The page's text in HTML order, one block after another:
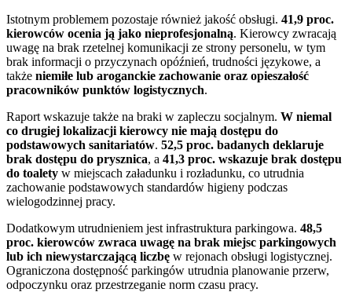
Istotnym problemem pozostaje również jakość obsługi. 41,9 proc.
kierowców ocenia ją jako nieprofesjonalną. Kierowcy zwracają
uwagę na brak rzetelnej komunikacji ze strony personelu, w tym
brak informacji o przyczynach opóźnień, trudności językowe, a
także niemiłe lub aroganckie zachowanie oraz opieszałość
pracowników punktów logistycznych.
Raport wskazuje także na braki w zapleczu socjalnym. W niemal
co drugiej lokalizacji kierowcy nie mają dostępu do
podstawowych sanitariatów. 52,5 proc. badanych deklaruje
brak dostępu do prysznica, a 41,3 proc. wskazuje brak dostępu
do toalety w miejscach załadunku i rozładunku, co utrudnia
zachowanie podstawowych standardów higieny podczas
wielogodzinnej pracy.
Dodatkowym utrudnieniem jest infrastruktura parkingowa. 48,5
proc. kierowców zwraca uwagę na brak miejsc parkingowych
lub ich niewystarczającą liczbę w rejonach obsługi logistycznej.
Ograniczona dostępność parkingów utrudnia planowanie przerw,
odpoczynku oraz przestrzeganie norm czasu pracy.